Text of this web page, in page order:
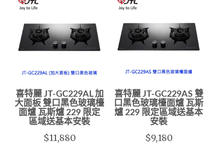
喜特麗 JT-GC229AL 加
大面板 雙口黑色玻璃檯
面爐 瓦斯爐 229 限定
區域送基本安裝
$11,880
喜特麗 JT-GC229AS 雙
口黑色玻璃檯面爐 瓦斯
爐 229 限定區域送基本
安裝
$9,180